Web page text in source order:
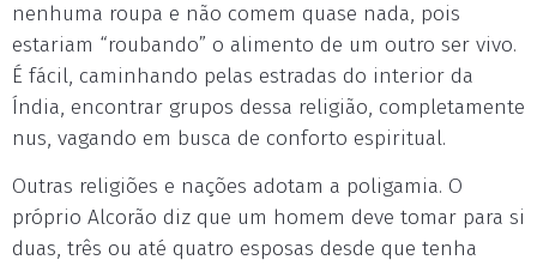
nenhuma roupa e não comem quase nada, pois
estariam “roubando” o alimento de um outro ser vivo.
É fácil, caminhando pelas estradas do interior da
Índia, encontrar grupos dessa religião, completamente
nus, vagando em busca de conforto espiritual.
Outras religiões e nações adotam a poligamia. O
próprio Alcorão diz que um homem deve tomar para si
duas, três ou até quatro esposas desde que tenha